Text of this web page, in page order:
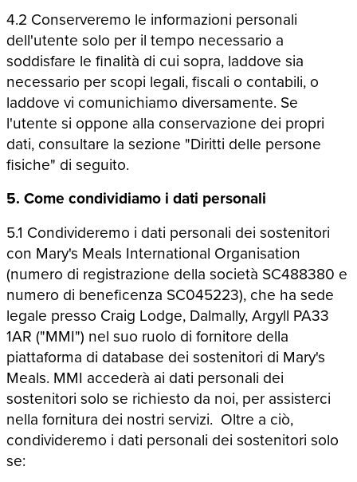
4.2 Conserveremo le informazioni personali
dell'utente solo per il tempo necessario a
soddisfare le finalità di cui sopra, laddove sia
necessario per scopi legali, fiscali o contabili, o
laddove vi comunichiamo diversamente. Se
l'utente si oppone alla conservazione dei propri
dati, consultare la sezione "Diritti delle persone
fisiche" di seguito.
5. Come condividiamo i dati personali
5.1 Condivideremo i dati personali dei sostenitori
con Mary's Meals International Organisation
(numero di registrazione della società SC488380 e
numero di beneficenza SC045223), che ha sede
legale presso Craig Lodge, Dalmally, Argyll PA33
1AR ("MMI") nel suo ruolo di fornitore della
piattaforma di database dei sostenitori di Mary's
Meals. MMI accederà ai dati personali dei
sostenitori solo se richiesto da noi, per assisterci
nella fornitura dei nostri servizi. Oltre a ciò,
condivideremo i dati personali dei sostenitori solo
se: